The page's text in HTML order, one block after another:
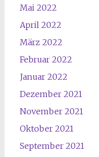
Mai 2022
April 2022
März 2022
Februar 2022
Januar 2022
Dezember 2021
November 2021
Oktober 2021
September 2021